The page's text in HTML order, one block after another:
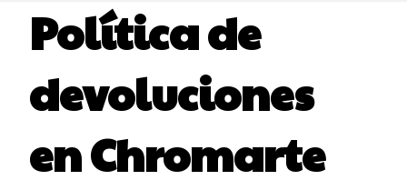
Política de
devoluciones
en Chromarte